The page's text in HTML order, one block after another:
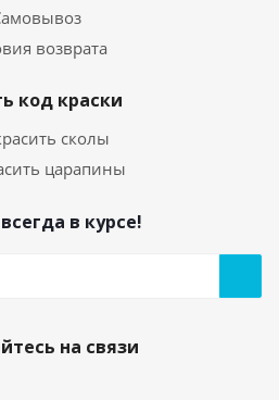
возврата
код краски
сколы
царапины
в курсе!
на связи